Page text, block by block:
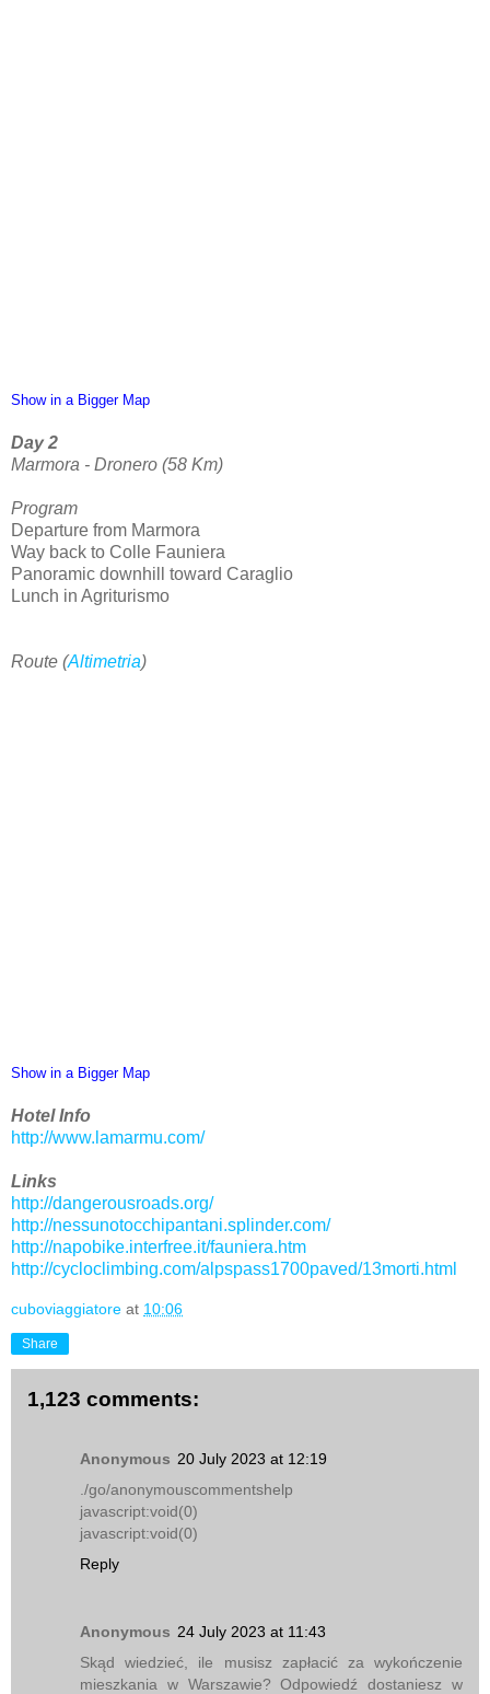
Show in a Bigger Map
Day 2
Marmora - Dronero (58 Km)
Program
Departure from Marmora
Way back to Colle Fauniera
Panoramic downhill toward Caraglio
Lunch in Agriturismo
Route (Altimetria)
Show in a Bigger Map
Hotel Info
http://www.lamarmu.com/
Links
http://dangerousroads.org/
http://nessunotocchipantani.splinder.com/
http://napobike.interfree.it/fauniera.htm
http://cycloclimbing.com/alpspass1700paved/13morti.html
cuboviaggiatore at 10:06
Share
1,123 comments:
Anonymous 20 July 2023 at 12:19
./go/anonymouscommentshelp
javascript:void(0)
javascript:void(0)
Reply
Anonymous 24 July 2023 at 11:43
Skąd wiedzieć, ile musisz zapłacić za wykończenie
mieszkania w Warszawie? Odpowiedź dostaniesz w